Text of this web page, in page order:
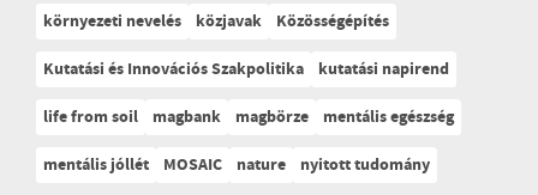
környezeti nevelés
közjavak
Közösségépítés
Kutatási és Innovációs Szakpolitika
kutatási napirend
life from soil
magbank magbörze
mentális egészség
mentális jóllét
MOSAIC nature
nyitott tudomány